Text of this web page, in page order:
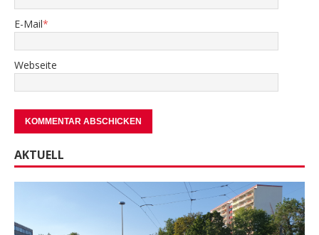
E-Mail*
Webseite
AKTUELL